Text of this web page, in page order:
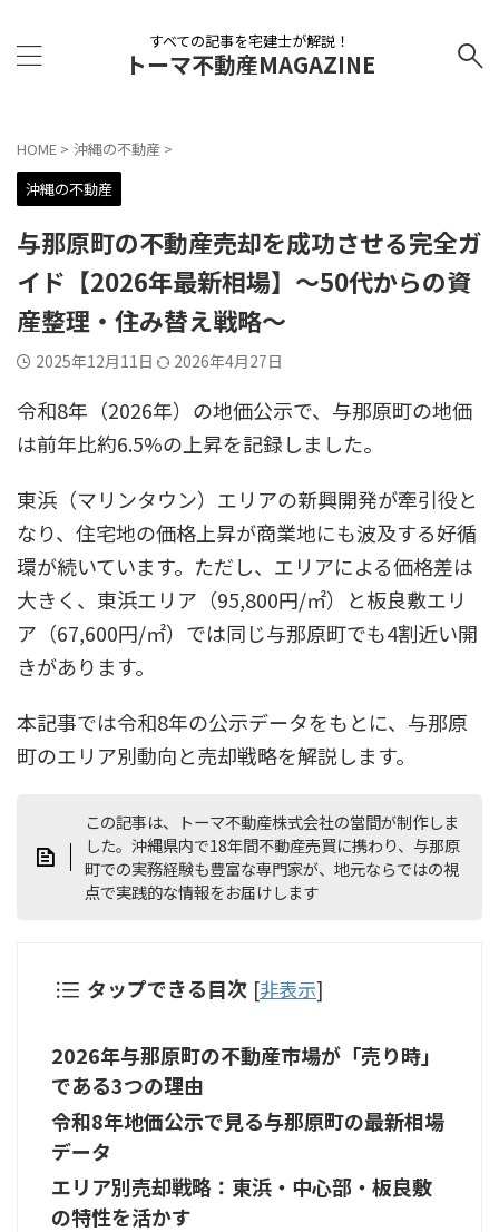
すべての記事を宅建士が解説！
トーマ不動産MAGAZINE
HOME > 沖縄の不動産 >
沖縄の不動産
与那原町の不動産売却を成功させる完全ガ
イド【2026年最新相場】～50代からの資
産整理・住み替え戦略～
2025年12月11日 2026年4月27日
令和8年（2026年）の地価公示で、与那原町の地価
は前年比約6.5%の上昇を記録しました。
東浜（マリンタウン）エリアの新興開発が牽引役と
なり、住宅地の価格上昇が商業地にも波及する好循
環が続いています。ただし、エリアによる価格差は
大きく、東浜エリア（95,800円/㎡）と板良敷エリ
ア（67,600円/㎡）では同じ与那原町でも4割近い開
きがあります。
本記事では令和8年の公示データをもとに、与那原
町のエリア別動向と売却戦略を解説します。
この記事は、トーマ不動産株式会社の當間が制作しま
した。沖縄県内で18年間不動産売買に携わり、与那原
町での実務経験も豊富な専門家が、地元ならではの視
点で実践的な情報をお届けします
タップできる目次 [非表示]
2026年与那原町の不動産市場が「売り時」
である3つの理由
令和8年地価公示で見る与那原町の最新相場
データ
エリア別売却戦略：東浜・中心部・板良敷
の特性を活かす